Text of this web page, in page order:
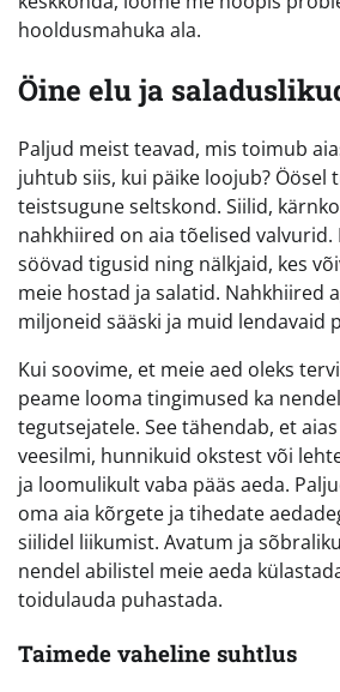
hooldusmahuka ala.
Öine elu ja
Paljud meist teavad, mis toimub
juhtub siis, kui päike loojub? Öösel
teistsugune seltskond. Siilid,
nahkhiired on aia tõelised
söövad tigusid ning nälkjaid, kes
meie hostad ja salatid. Nahkhiired
miljoneid sääski ja muid lendavaid
Kui soovime, et meie aed oleks
peame looma tingimused ka
tegutsejatele. See tähendab, et
veesilmi, hunnikuid okstest või
ja loomulikult vaba pääs aeda.
oma aia kõrgete ja tihedate
siilidel liikumist. Avatum ja
nendel abilistel meie aeda
toidulauda puhastada.
Taimede vaheline suhtlus